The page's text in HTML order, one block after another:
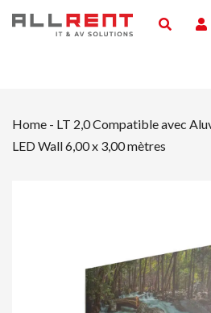
Home - LT 2,0 Compatible avec
LED Wall 6,00 x 3,00 mètres